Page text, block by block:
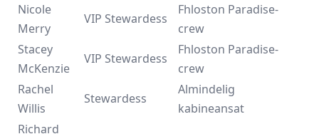
Nicole
Merry
VIP Stewardess
Fhloston Paradise-
crew
Stacey
McKenzie
VIP Stewardess
Fhloston Paradise-
crew
Rachel
Willis
Stewardess
Almindelig
kabineansat
Richard